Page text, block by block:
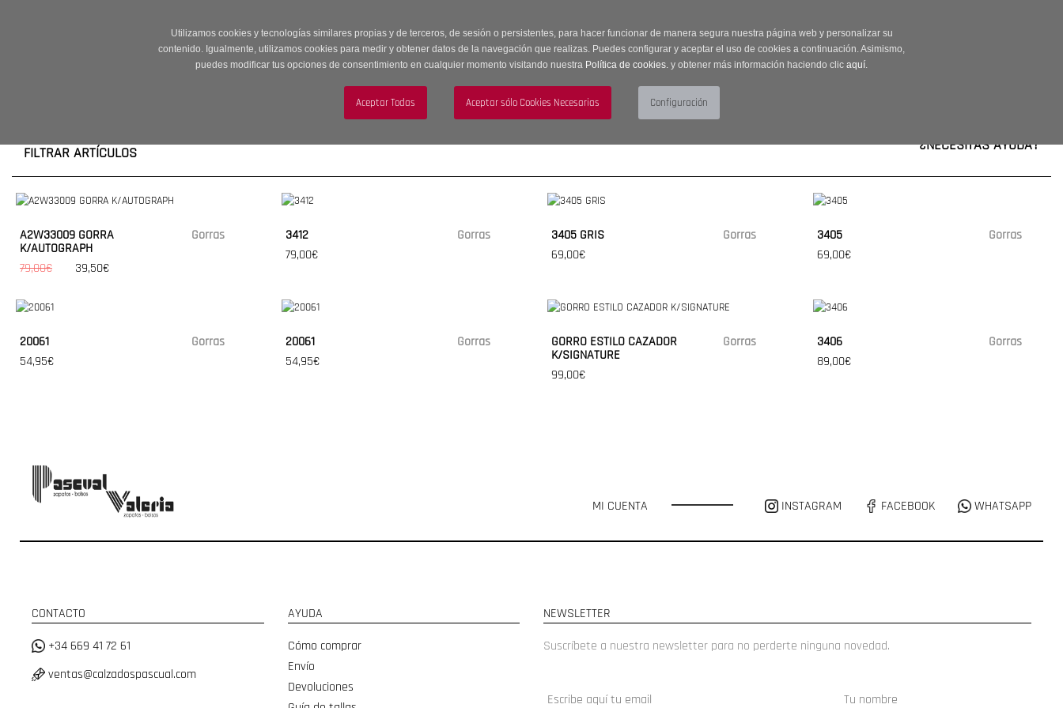
Utilizamos cookies y tecnologías similares propias y de terceros, de sesión o persistentes, para hacer funcionar de manera segura nuestra página web y personalizar su
contenido. Igualmente, utilizamos cookies para medir y obtener datos de la navegación que realizas. Puedes configurar y aceptar el uso de cookies a continuación. Asimismo,
puedes modificar tus opciones de consentimiento en cualquier momento visitando nuestra Política de cookies. y obtener más información haciendo clic aquí.
MUJER HOMBRE ACCESORIOS
FILTRAR ARTÍCULOS ¿NECESITAS AYUDA?
A2W33009 GORRA
K/AUTOGRAPH
79,00€
39,50€
Gorras
3412
79,00€
Gorras
3405 GRIS
69,00€
Gorras
3405
69,00€
Gorras
20061
54,95€
Gorras
20061
54,95€
Gorras
GORRO ESTILO CAZADOR
K/SIGNATURE
99,00€
Gorras
3406
89,00€
Gorras
MI CUENTA INSTAGRAM FACEBOOK WHATSAPP
CONTACTO
+34 669 41 72 61
ventas@calzadospascual.com
AYUDA
Cómo comprar
Envío
Devoluciones
NEWSLETTER
Suscríbete a nuestra newsletter para no perderte ninguna novedad.